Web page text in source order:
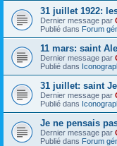
31 juillet 1922:
Dernier message par
Publié dans Forum
11 mars: saint
Dernier message par
Publié dans
31 juillet: saint
Dernier message par
Publié dans
Je ne pensais
Dernier message par
Publié dans Forum